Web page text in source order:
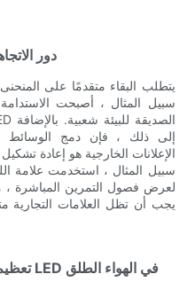
دور
يتطلب البقاء متقدمًا على
سبيل المثال ، أصبحت
إلى ذلك ، فإن دمج الوسائط
الإعلانات الخارجية هو إعادة
سبيل المثال ، استخدمت علامة
يجب أن تظل العلامات التجارية
تعظيم مشاركة المستهلك مع شاشات LED في الهواء الطلق